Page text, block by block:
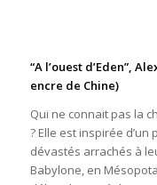
“A l’ouest d’Eden”,
encre de Chine)
Qui ne connait pas la
? Elle est inspirée d’un
dévastés arrachés à
Babylone, en